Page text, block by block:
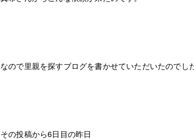
なので里親を探すブログを書かせていただいたのでし
その投稿から6日目の昨日